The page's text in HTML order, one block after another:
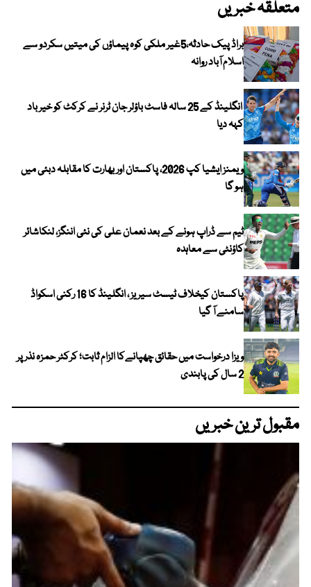
متعلقہ خبریں
براڈ پیک حادثہ،5غیر ملکی کوہ پیماؤں کی میتیں سکردو سے
اسلام آباد روانہ
انگلینڈ کے 25 سالہ فاسٹ باؤلر جان ٹرنر نے کرکٹ کو خیر باد
کہہ دیا
ویمنز ایشیا کپ 2026، پاکستان اور بھارت کا مقابلہ دبئی میں
ہو گا
ٹیم سے ڈراپ ہونے کے بعد نعمان علی کی نئی اننگز، لنکاشائر
کاؤنٹی سے معاہدہ
پاکستان کیخلاف ٹیسٹ سیریز ، انگلینڈ کا 16 رکنی اسکواڈ
سامنے آ گیا
ویزا درخواست میں حقائق چھپانےکا الزام ثابت؛ کرکٹر حمزہ نذر پر
2 سال کی پابندی
مقبول ترین خبریں